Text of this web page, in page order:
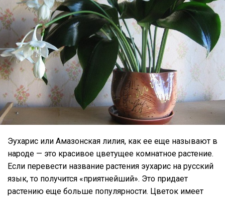
Эухарис или Амазонская лилия, как ее еще называют в
народе — это красивое цветущее комнатное растение.
Если перевести название растения эухарис на русский
язык, то получится «приятнейший». Это придает
растению еще больше популярности. Цветок имеет